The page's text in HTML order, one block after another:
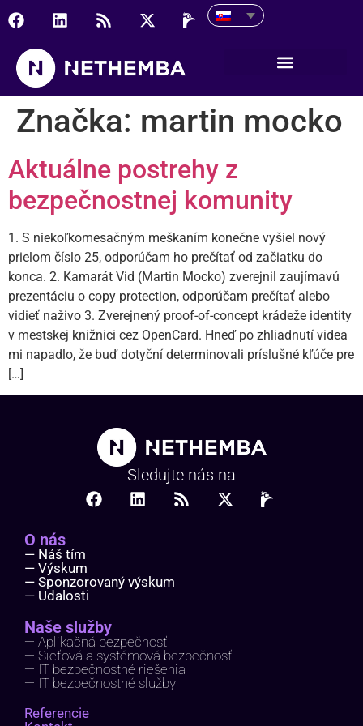
Značka: martin mocko
Aktuálne postrehy z
bezpečnostnej komunity
1. S niekoľkomesačným meškaním konečne vyšiel nový
prielom číslo 25, odporúčam ho prečítať od začiatku do
konca. 2. Kamarát Vid (Martin Mocko) zverejnil zaujímavú
prezentáciu o copy protection, odporúčam prečítať alebo
vidieť naživo 3. Zverejnený proof-of-concept krádeže identity
v mestskej knižnici cez OpenCard. Hneď po zhliadnutí videa
mi napadlo, že buď dotyční determinovali príslušné kľúče pre
[…]
Sledujte nás na
O nás
— Náš tím
— Výskum
— Sponzorovaný výskum
— Udalosti
Naše služby
— Aplikačná bezpečnosť
— Sieťová a systémová bezpečnosť
— IT bezpečnostné riešenia
— IT bezpečnostné služby
Referencie